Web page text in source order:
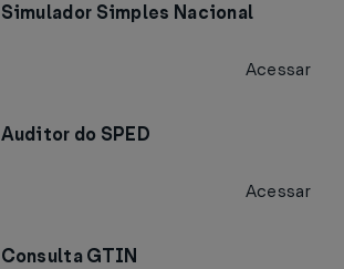
Simulador Simples Nacional
Acessar
Auditor do SPED
Acessar
Consulta GTIN